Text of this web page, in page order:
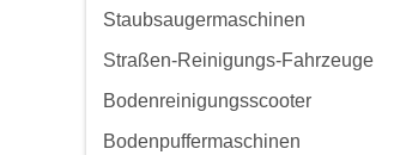
Staubsaugermaschinen
Straßen-Reinigungs-Fahrzeuge
Bodenreinigungsscooter
Bodenpuffermaschinen